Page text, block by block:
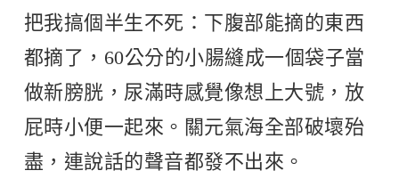
把我搞個半生不死：下腹部能摘的東西
都摘了，60公分的小腸縫成一個袋子當
做新膀胱，尿滿時感覺像想上大號，放
屁時小便一起來。關元氣海全部破壞殆
盡，連說話的聲音都發不出來。